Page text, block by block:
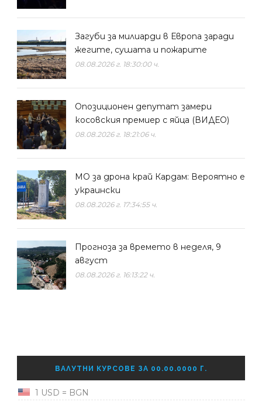
Загуби за милиарди в Европа заради
жегите, сушата и пожарите
08.08.2026 г. 18:30:00 ч.
Опозиционен депутат замери
косовския премиер с яйца (ВИДЕО)
08.08.2026 г. 18:21:06 ч.
МО за дрона край Кардам: Вероятно е
украински
08.08.2026 г. 17:34:55 ч.
Прогноза за времето в неделя, 9
август
08.08.2026 г. 16:13:22 ч.
ВАЛУТНИ КУРСОВЕ ЗА 00.00.0000 Г.
1 USD = BGN